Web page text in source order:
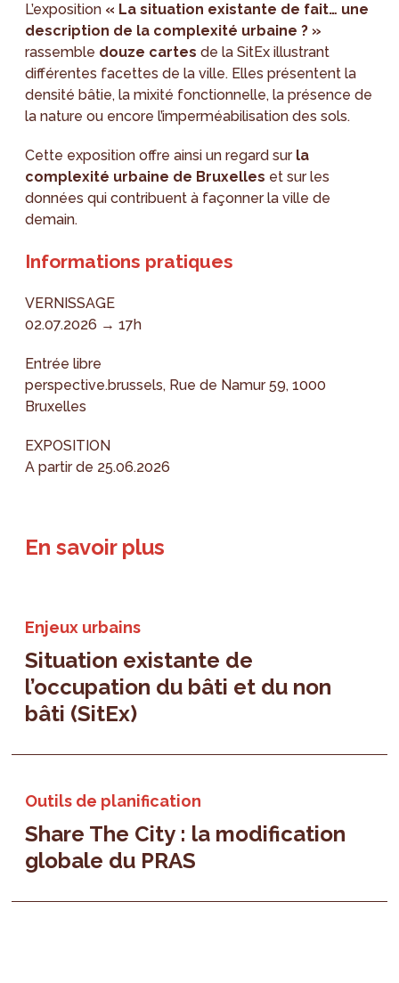
L’exposition « La situation existante de fait… une
description de la complexité urbaine ? »
rassemble douze cartes de la SitEx illustrant
différentes facettes de la ville. Elles présentent la
densité bâtie, la mixité fonctionnelle, la présence de
la nature ou encore l’imperméabilisation des sols.
Cette exposition offre ainsi un regard sur la
complexité urbaine de Bruxelles et sur les
données qui contribuent à façonner la ville de
demain.
Informations pratiques
VERNISSAGE
02.07.2026 → 17h
Entrée libre
perspective.brussels, Rue de Namur 59, 1000
Bruxelles
EXPOSITION
A partir de 25.06.2026
En savoir plus
Enjeux urbains
Situation existante de
l’occupation du bâti et du non
bâti (SitEx)
Outils de planification
Share The City : la modification
globale du PRAS